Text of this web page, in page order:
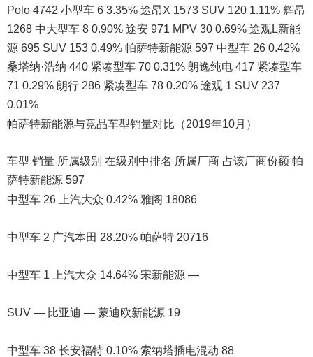
Polo 4742 小型车 6 3.35% 途昂X 1573 SUV 120 1.11% 辉昂
1268 中大型车 8 0.90% 途安 971 MPV 30 0.69% 途观L新能
源 695 SUV 153 0.49% 帕萨特新能源 597 中型车 26 0.42%
桑塔纳·浩纳 440 紧凑型车 70 0.31% 朗逸纯电 417 紧凑型车
71 0.29% 朗行 286 紧凑型车 78 0.20% 途观 1 SUV 237
0.01%
帕萨特新能源与竞品车型销量对比（2019年10月）
车型 销量 所属级别 在级别中排名 所属厂商 占该厂商份额 帕
萨特新能源 597
中型车 26 上汽大众 0.42% 雅阁 18086
中型车 2 广汽本田 28.20% 帕萨特 20716
中型车 1 上汽大众 14.64% 宋新能源 —
SUV — 比亚迪 — 蒙迪欧新能源 19
中型车 38 长安福特 0.10% 索纳塔插电混动 88